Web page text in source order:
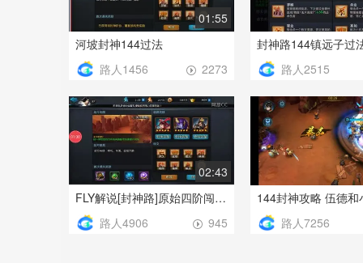
01:55
河坡封神144过法
2273
路人1456 路人2515
02:43
FLY解说[封神路]原始四阶闯法！
945
路人4906 路人7256